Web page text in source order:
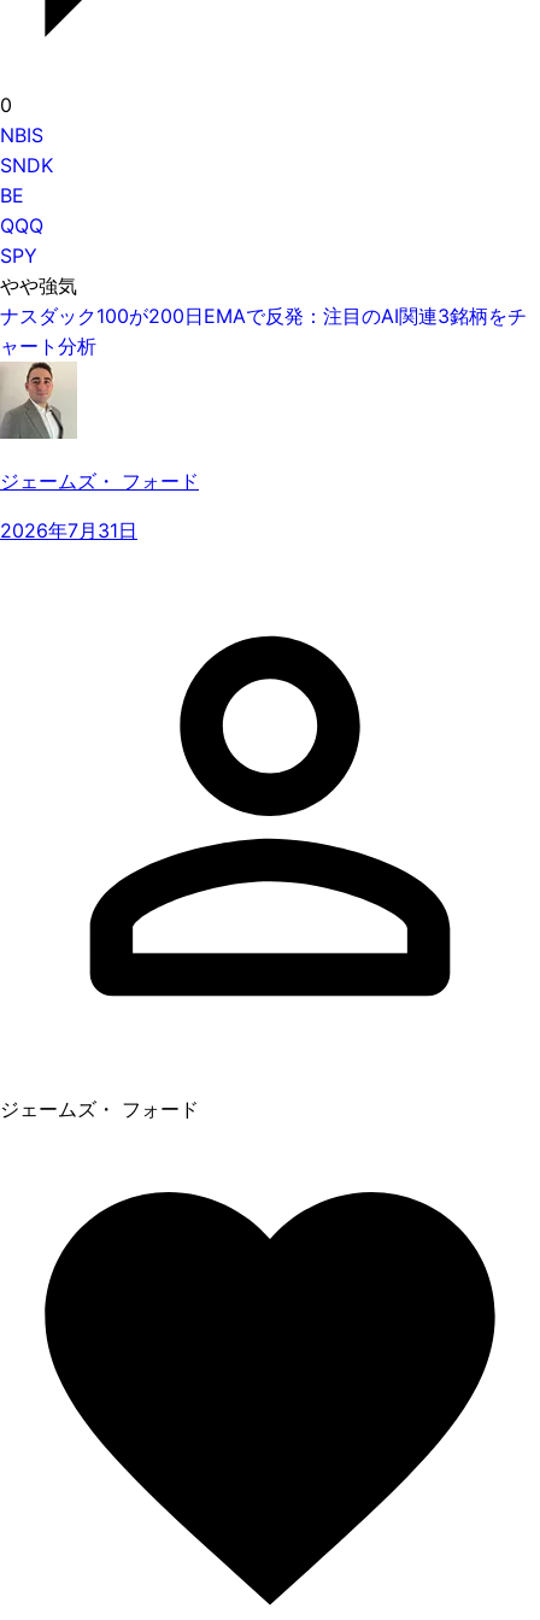
0
NBIS
SNDK
BE
QQQ
SPY
やや強気
ナスダック100が200日EMAで反発：注目のAI関連3銘柄をチ
ャート分析
ジェームズ・ フォード
2026年7月31日
ジェームズ・ フォード